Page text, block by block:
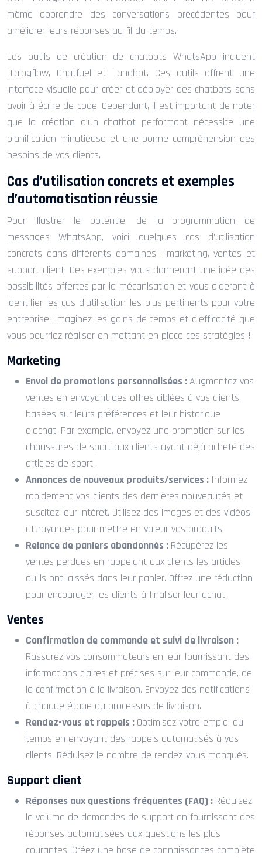
même apprendre des conversations précédentes pour
améliorer leurs réponses au fil du temps.
Les outils de création de chatbots WhatsApp incluent
Dialogflow, Chatfuel et Landbot. Ces outils offrent une
interface visuelle pour créer et déployer des chatbots sans
avoir à écrire de code. Cependant, il est important de noter
que la création d’un chatbot performant nécessite une
planification minutieuse et une bonne compréhension des
besoins de vos clients.
Cas d’utilisation concrets et exemples
d’automatisation réussie
Pour illustrer le potentiel de la programmation de
messages WhatsApp, voici quelques cas d’utilisation
concrets dans différents domaines : marketing, ventes et
support client. Ces exemples vous donneront une idée des
possibilités offertes par la mécanisation et vous aideront à
identifier les cas d’utilisation les plus pertinents pour votre
entreprise. Imaginez les gains de temps et d’efficacité que
vous pourriez réaliser en mettant en place ces stratégies !
Marketing
Envoi de promotions personnalisées :Augmentez vos
ventes en envoyant des offres ciblées à vos clients,
basées sur leurs préférences et leur historique
d’achat. Par exemple, envoyez une promotion sur les
chaussures de sport aux clients ayant déjà acheté des
articles de sport.
Annonces de nouveaux produits/services : Informez
rapidement vos clients des dernières nouveautés et
suscitez leur intérêt. Utilisez des images et des vidéos
attrayantes pour mettre en valeur vos produits.
Relance de paniers abandonnés : Récupérez les
ventes perdues en rappelant aux clients les articles
qu’ils ont laissés dans leur panier. Offrez une réduction
pour encourager les clients à finaliser leur achat.
Ventes
Confirmation de commande et suivi de livraison :
Rassurez vos consommateurs en leur fournissant des
informations claires et précises sur leur commande, de
la confirmation à la livraison. Envoyez des notifications
à chaque étape du processus de livraison.
Rendez-vous et rappels : Optimisez votre emploi du
temps en envoyant des rappels automatisés à vos
clients. Réduisez le nombre de rendez-vous manqués.
Support client
Réponses aux questions fréquentes (FAQ) : Réduisez
le volume de demandes de support en fournissant des
réponses automatisées aux questions les plus
courantes. Créez une base de connaissances complète